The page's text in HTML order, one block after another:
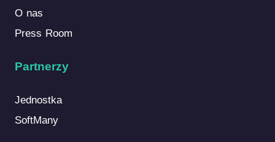
O nas
Press Room
Partnerzy
Jednostka
SoftMany